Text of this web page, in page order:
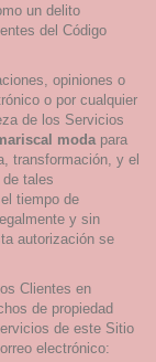
un delito
del Código
opiniones o
o por cualquier
de los Servicios
moda para
transformación, y el
tales
tiempo de
y sin
autorización se
Clientes en
de propiedad
de este Sitio
electrónico: